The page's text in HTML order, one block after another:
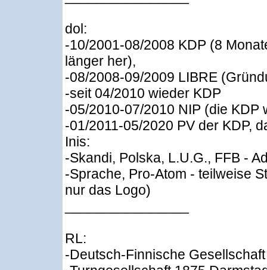
dol:
-10/2001-08/2008 KDP (8
länger her),
-08/2008-09/2009 LIBRE
-seit 04/2010 wieder KDP
-05/2010-07/2010 NIP (die
-01/2011-05/2020 PV der KDP,
Inis:
-Skandi, Polska, L.U.G., FFB -
-Sprache, Pro-Atom - teilweise
nur das Logo)
RL:
-Deutsch-Finnische Gesellschaft